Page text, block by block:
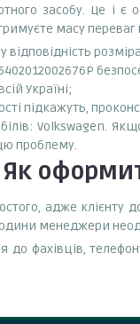
засобу. Це і
масу переваг
відповідність
Україні;
підкажуть,
Volkswagen.
проблему.
Як
адже
менеджери
фахівців,